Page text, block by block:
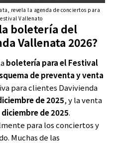
revela la agenda de conciertos para
Vallenato
boletería del
Vallenata 2026?
boletería para el Festival
de preventa y venta
para clientes Davivienda
de 2025, y la venta
diciembre de 2025.
para los conciertos y
Muchas de las